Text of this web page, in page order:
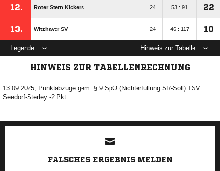
12. Roter Stern Kickers 24 53 : 91 22
13. Witzhaver SV 24 46 : 117 10
Legende Hinweis zur Tabelle
HINWEIS ZUR TABELLENRECHNUNG
13.09.2025; Punktabzüge gem. § 9 SpO (Nichterfüllung SR-Soll) TSV
Seedorf-Sterley -2 Pkt.
ANZEIGE
FALSCHES ERGEBNIS MELDEN